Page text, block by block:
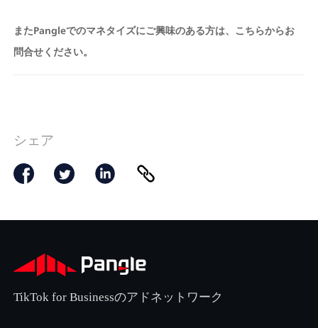
またPangleでのマネタイズにご興味のある方は、こちらからお
問合せください。
シェア
TikTok for Businessのアドネットワーク